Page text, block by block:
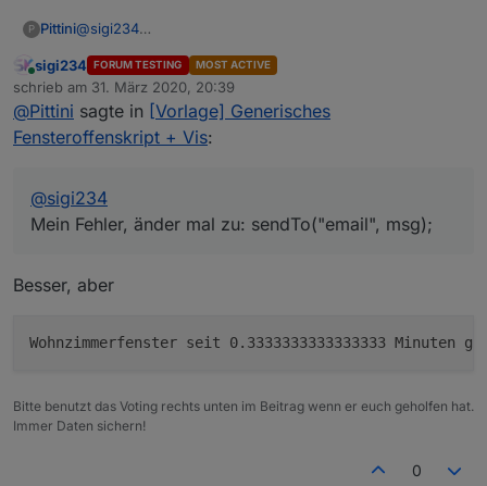
Ja doch, sollte se schon wissen, die Nachricht
steht ja in msg und wird beim Funktionsaufruf
übergeben. Wenn das nicht geht, dürfte auch
Telegram und Alexa nicht gehen und ich denke
das hätte schon mal wer gemeldet. Das wird ja in
P Pittini@sigi234
Online
sigi234 FORUM TESTING MOST ACTIVE
schrieb am 31. März 2020, 20:39
zuletzt editiert von
@Pittini sagte in [Vorlage] Generisches
Fensteroffenskript + Vis:
@sigi234
Mein Fehler, änder mal zu: sendTo("email", msg);
Besser, aber
Bitte benutzt das Voting rechts unten im Beitrag wenn er euch geholfen hat.
Immer Daten sichern!
0